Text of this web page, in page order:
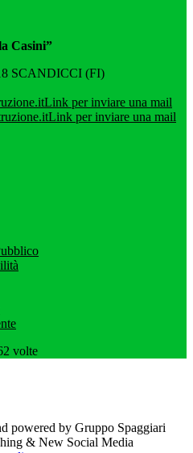
Casini”
SCANDICCI (FI)
Link per inviare una mail
Link per inviare una mail
volte
powered by Gruppo Spaggiari
& New Social Media